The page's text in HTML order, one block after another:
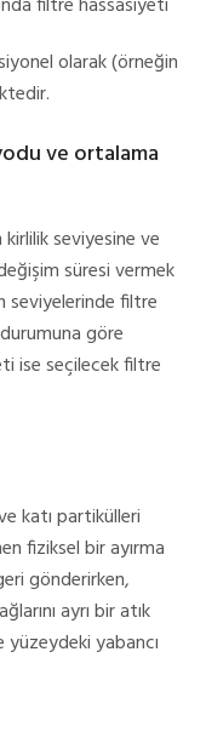
olarak (örneğin
ve ortalama
seviyesine ve
süresi vermek
seviyelerinde filtre
göre
ise seçilecek filtre
katı partikülleri
fiziksel bir ayırma
gönderirken,
ayrı bir atık
yabancı